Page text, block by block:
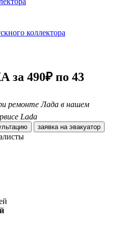
коллектора
490₽ по 43
ремонте Лада в нашем
Lada
заявка на эвакуатор